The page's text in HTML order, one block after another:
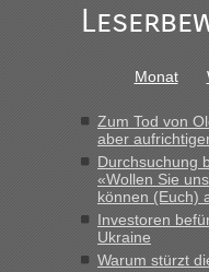
Monat
Zum Tod von
aber
Durchsuchung
«Wollen Sie
können (Euch)
Investoren
Ukraine
Warum stürzt